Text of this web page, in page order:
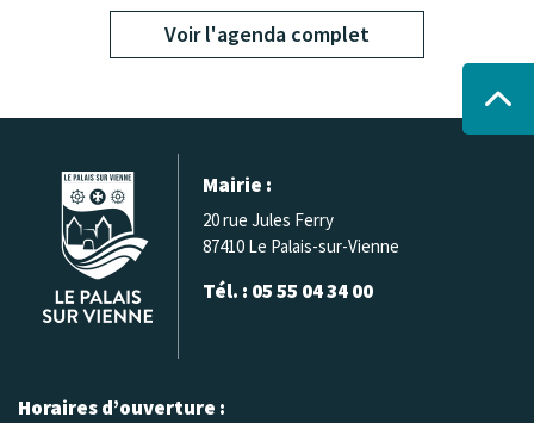
Voir l'agenda complet
Mairie :
20 rue Jules Ferry
87410 Le Palais-sur-Vienne
Tél. : 05 55 04 34 00
Horaires d’ouverture :